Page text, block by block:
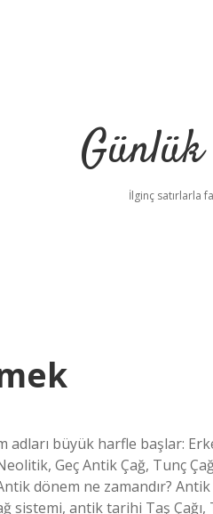
İlginç satırlarla
büyük harfle başlar:
Geç Antik Çağ, Tunç
dönem ne zamandır?
sistemi, antik tarihi Taş